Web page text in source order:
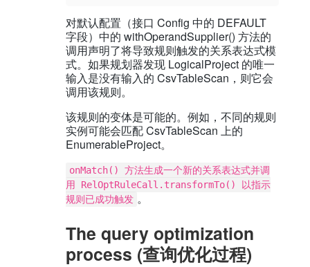
对默认配置（接口 Config 中的 DEFAULT
字段）中的 withOperandSupplier() 方法的
调用声明了将导致规则触发的关系表达式模
式。如果规划器发现 LogicalProject 的唯一
输入是没有输入的 CsvTableScan，则它会
调用该规则。
该规则的变体是可能的。例如，不同的规则
实例可能会匹配 CsvTableScan 上的
EnumerableProject。
onMatch() 方法生成一个新的关系表达式并调
用 RelOptRuleCall.transformTo() 以指示
规则已成功触发 。
The query optimization
process (查询优化过程)